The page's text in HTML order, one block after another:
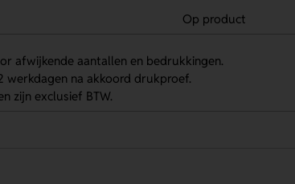
Op product
afwijkende aantallen en bedrukkingen.
werkdagen na akkoord drukproef.
zijn exclusief BTW.